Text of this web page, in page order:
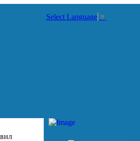
Select Language ▼